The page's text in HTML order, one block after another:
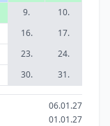
9.
10.
16.
17.
23.
24.
30. 31.
06.01.27
01.01.27